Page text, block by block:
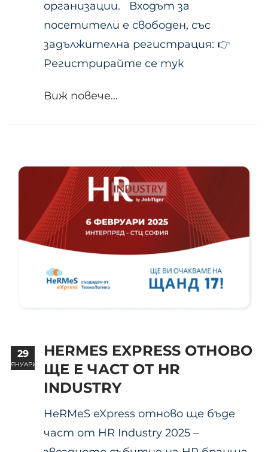
организации. Входът за
посетители е свободен, със
задължителна регистрация: 👉
Регистрирайте се тук
Виж повече...
HERMES EXPRESS ОТНОВО
ЩЕ Е ЧАСТ ОТ HR
INDUSTRY
HeRMeS eXpress отново ще бъде
част от HR Industry 2025 –
29
ЯНУАРИ